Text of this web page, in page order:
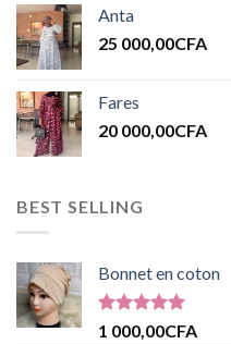
Anta
25 000,00CFA
Fares
20 000,00CFA
BEST SELLING
Bonnet en coton
Note 5.00
1 000,00CFA